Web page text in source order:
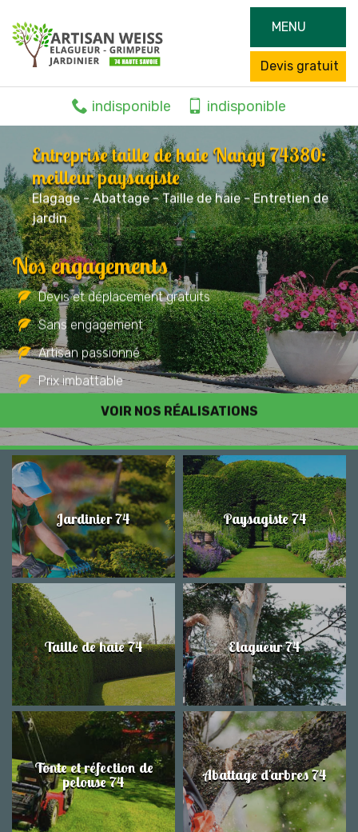
MENU
Devis gratuit
indisponible indisponible
Entreprise taille de haie Nangy 74380:
meilleur paysagiste
Elagage - Abattage - Taille de haie - Entretien de
jardin
VOIR NOS RÉALISATIONS
Nos engagements
Devis et déplacement gratuits
Sans engagement
Artisan passionné
Prix imbattable
Travail de qualité
Jardinier 74 Paysagiste 74
Taille de haie 74 Elagueur 74
Tonte et réfection de
pelouse 74 Abattage d'arbres 74